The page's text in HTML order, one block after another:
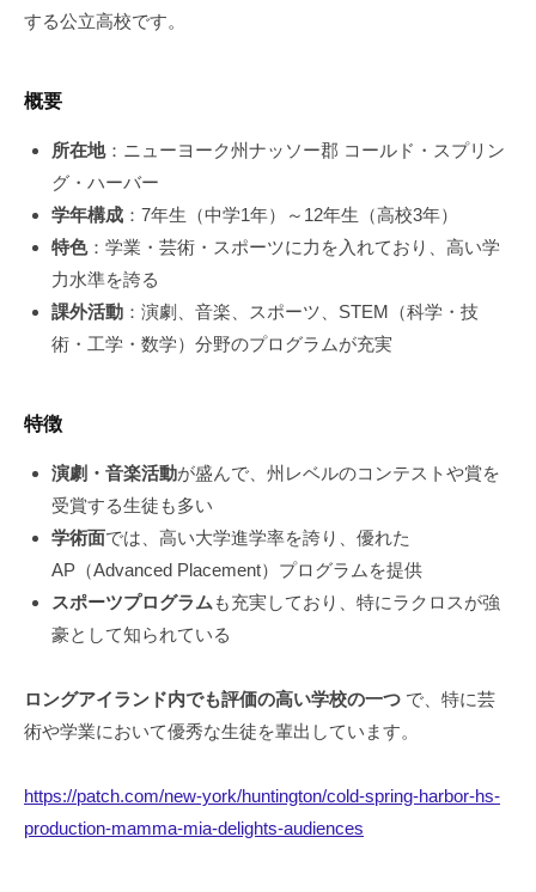
する公立高校です。
概要
所在地：ニューヨーク州ナッソー郡 コールド・スプリン
グ・ハーバー
学年構成：7年生（中学1年）～12年生（高校3年）
特色：学業・芸術・スポーツに力を入れており、高い学
力水準を誇る
課外活動：演劇、音楽、スポーツ、STEM（科学・技
術・工学・数学）分野のプログラムが充実
特徴
演劇・音楽活動が盛んで、州レベルのコンテストや賞を
受賞する生徒も多い
学術面では、高い大学進学率を誇り、優れた
AP（Advanced Placement）プログラムを提供
スポーツプログラム も充実しており、特にラクロスが強
豪として知られている
ロングアイランド内でも評価の高い学校の一つ で、特に芸
術や学業において優秀な生徒を輩出しています。
https://patch.com/new-york/huntington/cold-spring-harbor-hs-
production-mamma-mia-delights-audiences